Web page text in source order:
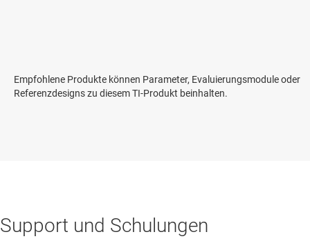
Empfohlene Produkte können Parameter, Evaluierungsmodule oder
Referenzdesigns zu diesem TI-Produkt beinhalten.
Support und Schulungen